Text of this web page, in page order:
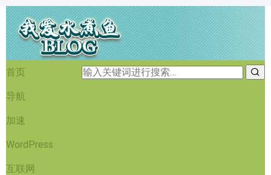
首页
导航
加速
WordPress
互联网